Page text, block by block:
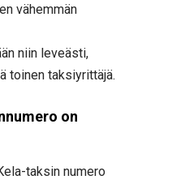
vähemmän
niin leveästi,
toinen taksiyrittäjä.
on
taksin numero